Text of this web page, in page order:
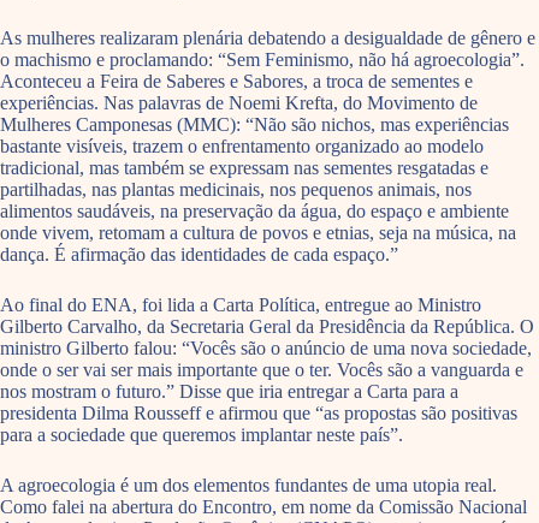
As mulheres realizaram plenária debatendo a desigualdade de gênero e
o machismo e proclamando: “Sem Feminismo, não há agroecologia”.
Aconteceu a Feira de Saberes e Sabores, a troca de sementes e
experiências. Nas palavras de Noemi Krefta, do Movimento de
Mulheres Camponesas (MMC): “Não são nichos, mas experiências
bastante visíveis, trazem o enfrentamento organizado ao modelo
tradicional, mas também se expressam nas sementes resgatadas e
partilhadas, nas plantas medicinais, nos pequenos animais, nos
alimentos saudáveis, na preservação da água, do espaço e ambiente
onde vivem, retomam a cultura de povos e etnias, seja na música, na
dança. É afirmação das identidades de cada espaço.”
Ao final do ENA, foi lida a Carta Política, entregue ao Ministro
Gilberto Carvalho, da Secretaria Geral da Presidência da República. O
ministro Gilberto falou: “Vocês são o anúncio de uma nova sociedade,
onde o ser vai ser mais importante que o ter. Vocês são a vanguarda e
nos mostram o futuro.” Disse que iria entregar a Carta para a
presidenta Dilma Rousseff e afirmou que “as propostas são positivas
para a sociedade que queremos implantar neste país”.
A agroecologia é um dos elementos fundantes de uma utopia real.
Como falei na abertura do Encontro, em nome da Comissão Nacional